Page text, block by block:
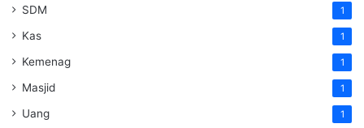
SDM 1
Kas 1
Kemenag 1
Masjid 1
Uang 1